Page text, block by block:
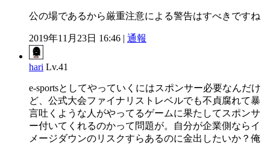
公の場であるから厳重注意による警告はすべきですね
2019年11月23日 16:46 | 通報
hari Lv.41
e-sportsとしてやっていくにはスポンサー必要なんだけ
ど、公式大会ファイナリストレベルでも不貞腐れて暴
言吐くような人がやってるゲームに果たしてスポンサ
ー付いてくれるのかって問題が。自分が企業側ならイ
メージダウンのリスクすらあるのに金出したいか？俺